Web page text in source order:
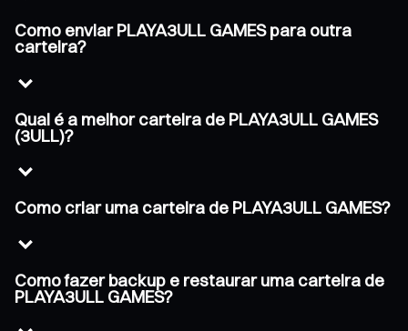
Como enviar PLAYA3ULL GAMES para outra
carteira?
Qual é a melhor carteira de PLAYA3ULL GAMES
(3ULL)?
Como criar uma carteira de PLAYA3ULL GAMES?
Como fazer backup e restaurar uma carteira de
PLAYA3ULL GAMES?